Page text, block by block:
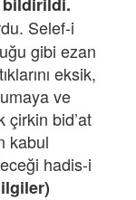
Selef-i
gibi ezan
eksik,
ve
çirkin bid’at
kabul
hadis-i